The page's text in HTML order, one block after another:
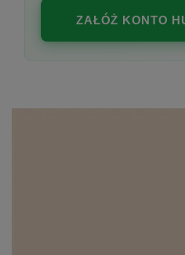
ZAŁÓŻ KONTO